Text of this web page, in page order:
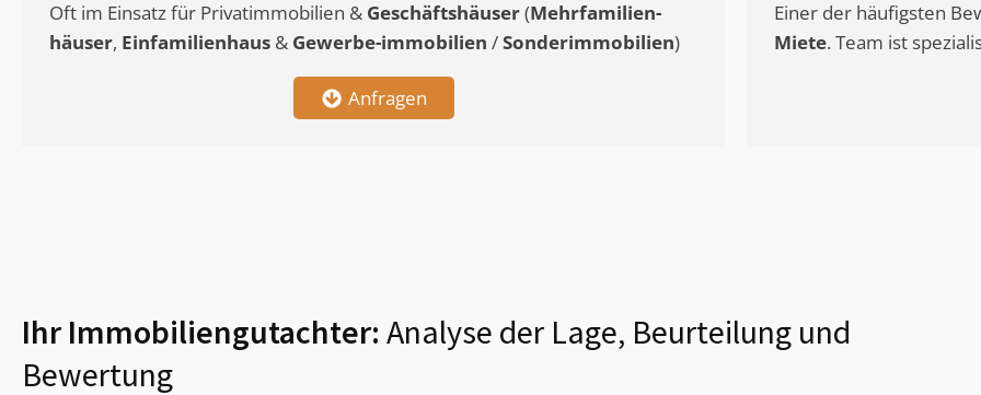
Oft im Einsatz für Privatimmobilien & Geschäftshäuser(Mehrfamilien-
häuser, Einfamilienhaus & Gewerbe-immobilien /Sonderimmobilien)
Anfragen
Einer der häufigsten
Miete. Team ist
Ihr Immobiliengutachter: Analyse der Lage, Beurteilung und
Bewertung